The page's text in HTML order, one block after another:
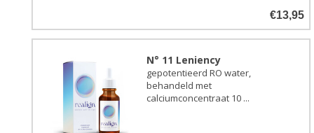
€13,95
N° 11 Leniency
gepotentieerd RO water,
behandeld met
calciumconcentraat 10 ...